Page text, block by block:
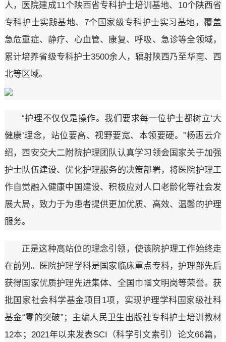
人，医院建成11个陕西省专科护士培训基地、10个陕西省
专科护士实践基地、7个国家级专科护士实习基地，覆盖
急危重症、静疗、心血管、康复、呼吸、急诊等全领域，
累计培养省级专科护士3500余人，辐射陕西乃至华南、西
北等区域。
“护理不仅仅是操作。我们要求每一位护士都树立‘大
健康’理念，站位要高、视野要宽、本领要硬。”杨惠云介
绍，西安交大二附院护理团队认真学习领会国家关于加强
护士队伍建设、优化护理服务的决策部署，将医院护理工
作自觉融入健康中国建设、积极应对人口老龄化等社会发
展大局，致力于为患者提供更加优质、高效、温馨的护理
服务。
正是这种高站位的理念引领，使该院护理工作始终走
在前列。医院护理学科是国家临床重点专科，护理部先后
获得国家优质护理先进集体、全国巾帼文明岗等荣誉。获
批国家社会科学基金项目1项，实现护理学科国家级社科
基金“零的突破”；主编人民卫生出版社专科护士培训教材
12本；2021年以来发表SCI（科学引文索引）论文66篇，